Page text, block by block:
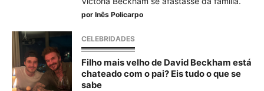
por Inês Policarpo
CELEBRIDADES
Filho mais velho de David Beckham está
chateado com o pai? Eis tudo o que se
sabe